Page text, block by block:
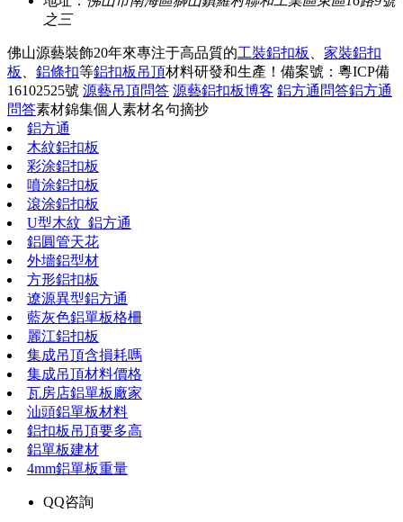
之三
佛山源藝裝飾20年來專注于高品質的工裝鋁扣板
家裝鋁扣
板
鋁條扣等鋁扣板吊頂材料研發和生產！ 備案號：粵ICP備
16102525號 源藝吊頂問答 源藝鋁扣板博客 鋁方通問答鋁方通
問答素材錦集個人素材名句摘抄
鋁方通
木紋鋁扣板
彩涂鋁扣板
噴涂鋁扣板
滾涂鋁扣板
U型木紋_鋁方通
鋁圓管天花
外墻鋁型材
方形鋁扣板
遼源異型鋁方通
藍灰色鋁單板格柵
麗江鋁扣板
集成吊頂含損耗嗎
集成吊頂材料價格
瓦房店鋁單板廠家
汕頭鋁單板材料
鋁扣板吊頂要多高
鋁單板建材
4mm鋁單板重量
QQ咨詢